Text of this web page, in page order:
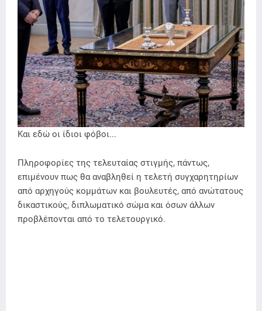
Και εδώ οι ίδιοι φόβοι...
Πληροφορίες της τελευταίας στιγμής, πάντως,
επιμένουν πως θα αναβληθεί η τελετή συγχαρητηρίων
από αρχηγούς κομμάτων και βουλευτές, από ανώτατους
δικαστικούς, διπλωματικό σώμα και όσων άλλων
προβλέπονται από το τελετουργικό.